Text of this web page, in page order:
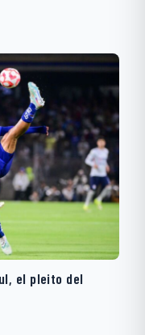
el pleito del